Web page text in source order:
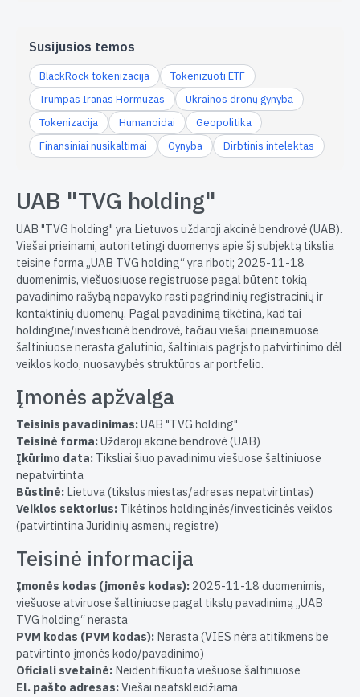
Susijusios temos
BlackRock tokenizacija
Tokenizuoti ETF
Trumpas Iranas Hormūzas
Ukrainos dronų gynyba
Tokenizacija
Humanoidai
Geopolitika
Finansiniai nusikaltimai
Gynyba Dirbtinis intelektas
UAB "TVG holding"
UAB "TVG holding" yra Lietuvos uždaroji akcinė bendrovė (UAB).
Viešai prieinami, autoritetingi duomenys apie šį subjektą tikslia
teisine forma „UAB TVG holding“ yra riboti; 2025-11-18
duomenimis, viešuosiuose registruose pagal būtent tokią
pavadinimo rašybą nepavyko rasti pagrindinių registracinių ir
kontaktinių duomenų. Pagal pavadinimą tikėtina, kad tai
holdinginė/investicinė bendrovė, tačiau viešai prieinamuose
šaltiniuose nerasta galutinio, šaltiniais pagrįsto patvirtinimo dėl
veiklos kodo, nuosavybės struktūros ar portfelio.
Įmonės apžvalga
Teisinis pavadinimas:UAB "TVG holding"
Teisinė forma:Uždaroji akcinė bendrovė (UAB)
Įkūrimo data: Tiksliai šiuo pavadinimu viešuose šaltiniuose
nepatvirtinta
Būstinė: Lietuva (tikslus miestas/adresas nepatvirtintas)
Veiklos sektorius: Tikėtinos holdinginės/investicinės veiklos
(patvirtintina Juridinių asmenų registre)
Teisinė informacija
Įmonės kodas (įmonės kodas): 2025-11-18 duomenimis,
viešuose atviruose šaltiniuose pagal tikslų pavadinimą „UAB
TVG holding“ nerasta
PVM kodas (PVM kodas): Nerasta (VIES nėra atitikmens be
patvirtinto įmonės kodo/pavadinimo)
Oficiali svetainė: Neidentifikuota viešuose šaltiniuose
El. pašto adresas:Viešai neatskleidžiama